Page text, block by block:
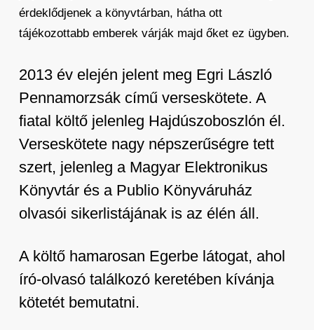
érdeklődjenek a könyvtárban, hátha ott
tájékozottabb emberek várják majd őket ez ügyben.
2013 év elején jelent meg Egri László
Pennamorzsák című verseskötete. A
fiatal költő jelenleg Hajdúszoboszlón él.
Verseskötete nagy népszerűségre tett
szert, jelenleg a Magyar Elektronikus
Könyvtár és a Publio Könyváruház
olvasói sikerlistájának is az élén áll.
A költő hamarosan Egerbe látogat, ahol
író-olvasó találkozó keretében kívánja
kötetét bemutatni.